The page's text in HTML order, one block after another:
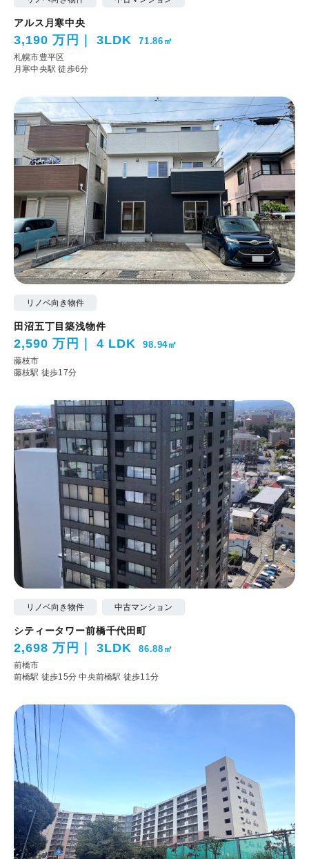
アルス月寒中央
3,190 万円 3LDK 71.86㎡
札幌市豊平区
月寒中央駅 徒歩6分
リノベ向き物件
田沼五丁目築浅物件
2,590 万円 4 LDK 98.94㎡
藤枝市
藤枝駅 徒歩17分
リノベ向き物件 中古マンション
シティータワー前橋千代田町
2,698 万円 3LDK 86.88㎡
前橋市
前橋駅 徒歩15分中央前橋駅 徒歩11分